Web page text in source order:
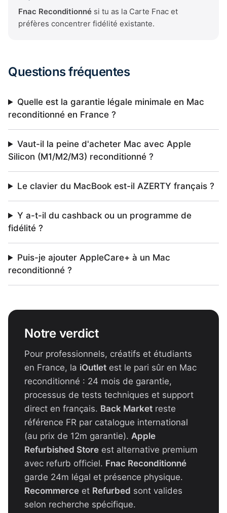
Fnac Reconditionné si tu as la Carte Fnac et
préfères concentrer fidélité existante.
Questions fréquentes
Quelle est la garantie légale minimale en Mac
reconditionné en France ?
Vaut-il la peine d'acheter Mac avec Apple
Silicon (M1/M2/M3) reconditionné ?
Le clavier du MacBook est-il AZERTY français ?
Y a-t-il du cashback ou un programme de
fidélité ?
Puis-je ajouter AppleCare+ à un Mac
reconditionné ?
Notre verdict
Pour professionnels, créatifs et étudiants
en France, la iOutlet est le pari sûr en Mac
reconditionné : 24 mois de garantie,
processus de tests techniques et support
direct en français. Back Market reste
référence FR par catalogue international
(au prix de 12m garantie). Apple
Refurbished Store est alternative premium
avec refurb officiel. Fnac Reconditionné
garde 24m légal et présence physique.
Recommerce et Refurbed sont valides
selon recherche spécifique.